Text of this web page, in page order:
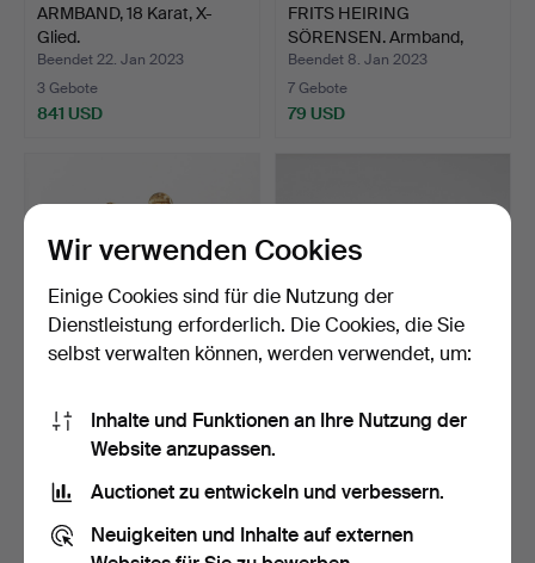
ARMBAND, 18 Karat, X-
Glied.
Beendet 22. Jan 2023
3 Gebote
841 USD
FRITS HEIRING
SÖRENSEN. Armband,
Silber, v…
Beendet 8. Jan 2023
7 Gebote
79 USD
GOLDARMBAND MIT
CHARMS, 18K.
Beendet 19. Dez 2022
2 Gebote
ARMBAND, Art Deco, Silber
4 Gebote
Wir verwenden Cookies
Einige Cookies sind für die Nutzung der
Dienstleistung erforderlich. Die Cookies, die Sie
selbst verwalten können, werden verwendet, um:
Inhalte und Funktionen an Ihre Nutzung der
Website anzupassen.
Auctionet zu entwickeln und verbessern.
Neuigkeiten und Inhalte auf externen